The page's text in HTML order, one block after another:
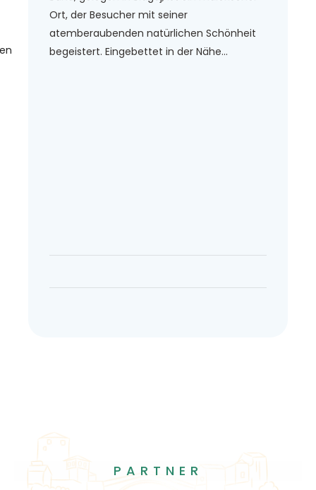
Ort, der Besucher mit seiner
atemberaubenden natürlichen Schönheit
begeistert. Eingebettet in der Nähe...
PARTNER